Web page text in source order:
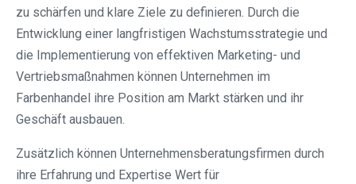
zu schärfen und klare Ziele zu definieren. Durch die
Entwicklung einer langfristigen Wachstumsstrategie und
die Implementierung von effektiven Marketing- und
Vertriebsmaßnahmen können Unternehmen im
Farbenhandel ihre Position am Markt stärken und ihr
Geschäft ausbauen.
Zusätzlich können Unternehmensberatungsfirmen durch
ihre Erfahrung und Expertise Wert für